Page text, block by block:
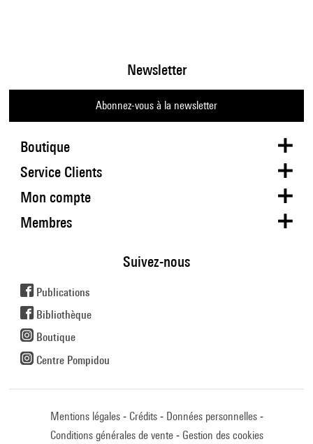
Boutique
Newsletter
Abonnez-vous à la newsletter
Service Clients
Mon compte
Membres
Suivez-nous
Publications
Bibliothèque
Boutique
Centre Pompidou
Mentions légales Crédits
Données personnelles
Conditions générales de vente
Gestion des cookies